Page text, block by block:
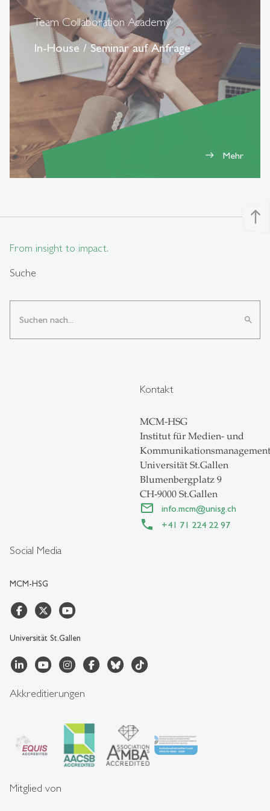
Team Collaboration Academy
In-House / Seminar auf Anfrage
east Mehr
north
From insight to impact.
Suche
search
Social Media
MCM-HSG
Universität St.Gallen
Kontakt
MCM-HSG
Institut für Medien- und
Kommunikationsmanagement
Universität St.Gallen
Blumenbergplatz 9
CH-9000 St.Gallen
info.mcm@unisg.ch
+41 71 224 22 97
Akkreditierungen
Mitglied von